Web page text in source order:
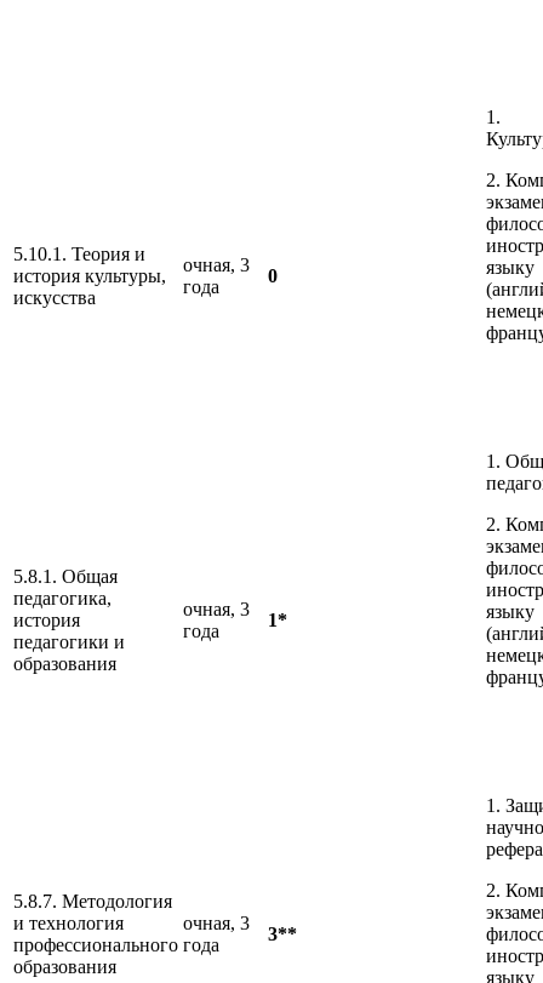
5.10.1. Теория и
история культуры,
искусства
очная, 3
года
0
1.
2.
языку
5.8.1. Общая
педагогика,
история
педагогики и
образования
очная, 3
года
1*
1.
2.
языку
5.8.7. Методология
и технология
профессионального
образования
очная, 3
года
3**
1.
2.
языку